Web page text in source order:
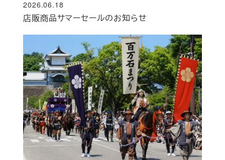
店販商品サマーセールのお知らせ
投稿日
2026.06.18